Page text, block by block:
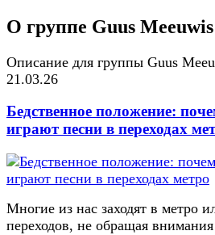
О группе Guus Meeuwis
Описание для группы Guus
21.03.26
Бедственное положение:
играют песни в переходах
Многие из нас заходят в метро
переходов, не обращая